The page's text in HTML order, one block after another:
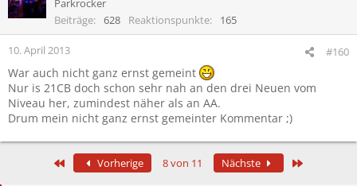
Parkrocker
Beiträge
628 Reaktionspunkte 165
10. April 2013 #160
War auch nicht ganz ernst gemeint
Nur is 21CB doch schon sehr nah an den drei Neuen vom
Niveau her, zumindest näher als an AA.
Drum mein nicht ganz ernst gemeinter Kommentar ;)
Erste Vorherige 8 von 11 Nächste